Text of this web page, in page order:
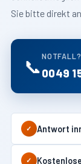
Sie bitte direkt
📞0049
✓ Antwort
✓